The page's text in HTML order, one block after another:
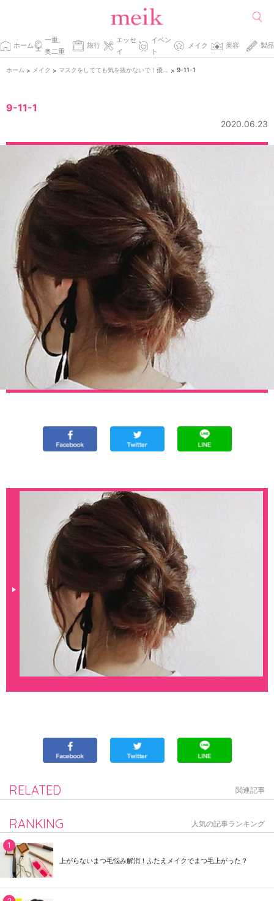
ホーム
一重、
奥二重
旅行
エッセ
イ
イベン
ト
メイク 美容 製品
ホーム > メイク > > 9-11-1
9-11-1
2020.06.23
RELATED 関連記事
RANKING 人気の記事ランキング
上がらないまつ毛悩み解消！ふたえメイクでまつ毛上がった？